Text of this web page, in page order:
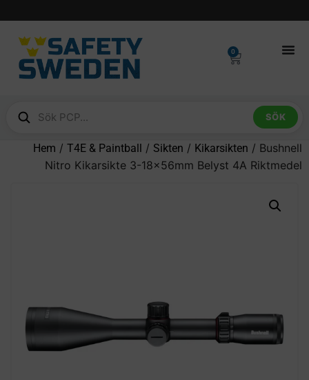
0
SÖK
Hem / T4E & Paintball / Sikten / Kikarsikten / Bushnell
Nitro Kikarsikte 3-18x56mm Belyst 4A Riktmedel